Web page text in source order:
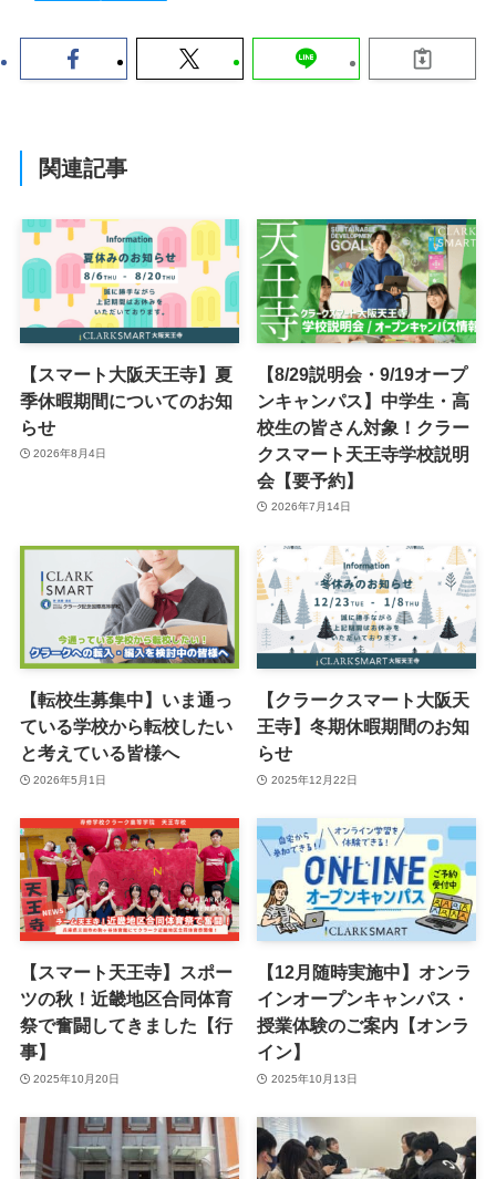
関連記事
【スマート大阪天王寺】夏
季休暇期間についてのお知
らせ
2026年8月4日
【8/29説明会・9/19オープ
ンキャンパス】中学生・高
校生の皆さん対象！クラー
クスマート天王寺学校説明
会【要予約】
2026年7月14日
【転校生募集中】いま通っ
ている学校から転校したい
と考えている皆様へ
2026年5月1日
【クラークスマート大阪天
王寺】冬期休暇期間のお知
らせ
2025年12月22日
【スマート天王寺】スポー
ツの秋！近畿地区合同体育
祭で奮闘してきました【行
事】
2025年10月20日
【12月随時実施中】オンラ
インオープンキャンパス・
授業体験のご案内【オンラ
イン】
2025年10月13日